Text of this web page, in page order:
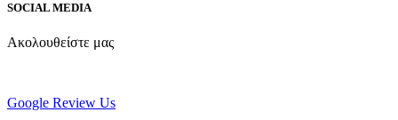
SOCIAL MEDIA
Ακολουθείστε μας
Google Review Us